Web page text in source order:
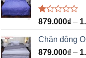
Được
hạng
1.00
5
879.000₫ –
Chăn đông
879.000₫ –